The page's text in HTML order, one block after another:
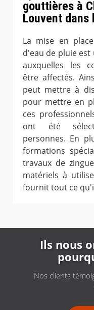
gouttières à
Louvent dans
La mise en
d'eau de pluie
auxquelles les
être affectés.
peut mettre à
pour mettre en
ces
ont été
personnes. En
formations
travaux de
matériels à
fournit tout ce
Ils nous
Nos clients